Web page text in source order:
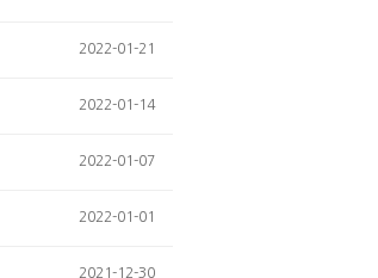
2022-01-21
2022-01-14
2022-01-07
2022-01-01
2021-12-30